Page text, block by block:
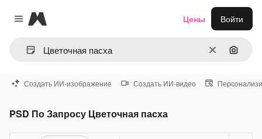
Close menu
Magnific
ОчиститьПоиск
Цены Войти
Создать ИИ-изображение Создать ИИ-видео
PSD По Запросу Цветочная пасха